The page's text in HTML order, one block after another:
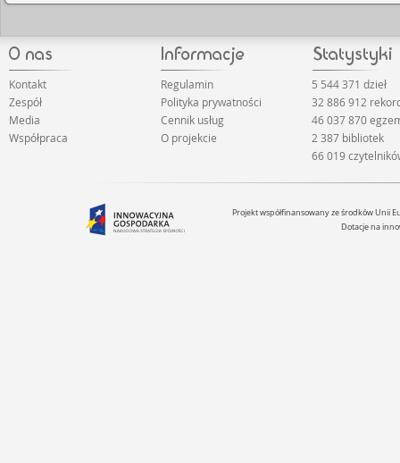
Kontakt
Zespół
Media
Współpraca
Regulamin
Polityka prywatności
Cennik usług
O projekcie
5 544 371 dzieł
32 886 912
46 037 870
2 387 bibliotek
66 019
Projekt współfinansowany ze środków Unii
Dotacje na